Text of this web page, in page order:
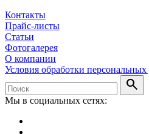
Контакты
Прайс-листы
Статьи
Фотогалерея
О компании
Условия обработки
search
Мы в социальных сетях: